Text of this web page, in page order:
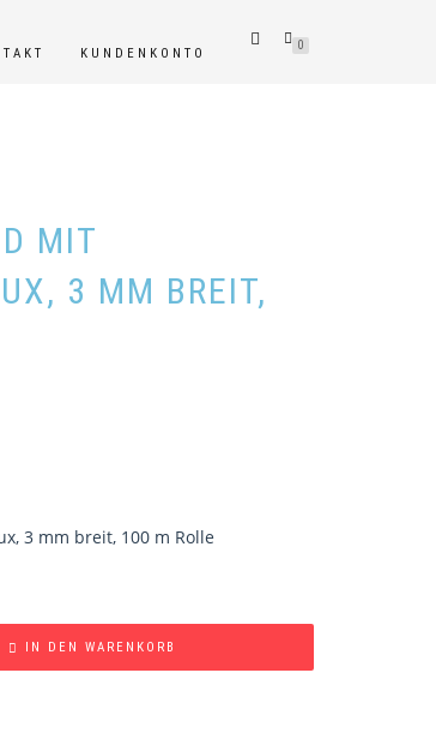
KUNDENKONTO
0
MIT
3 MM BREIT,
3 mm breit, 100 m Rolle
IN DEN WARENKORB